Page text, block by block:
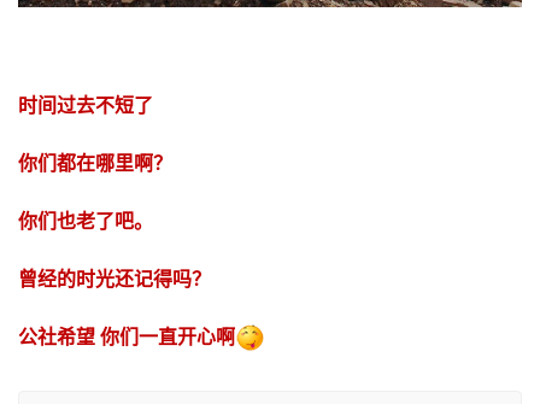
时间过去不短了
你们都在哪里啊？
你们也老了吧。
曾经的时光还记得吗？
公社希望 你们一直开心啊